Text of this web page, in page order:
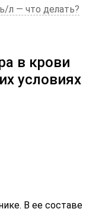
л — что делать?
в крови
условиях
В ее составе